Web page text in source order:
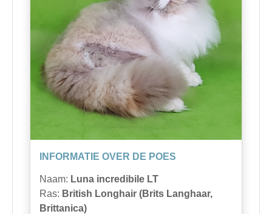
INFORMATIE OVER DE POES
Naam: Luna incredibile LT
Ras: British Longhair (Brits Langhaar,
Brittanica)